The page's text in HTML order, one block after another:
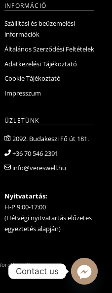
INFORMÁCIÓ
Szállítási és beüzemelési
információk
Általános Szerződési Feltételek
Adatkezelési Tájékoztató
Cookie Tájékoztató
Impresszum
ÜZLETÜNK
2092. Budakeszi Fő út 181.
+36 70 546 2391
info@vereswell.hu
Nyitvatartás:
H-P 9:00-17:00
(Hétvégi nyitvatartás előzetes
egyeztetés alapján)
Themes
Contact us